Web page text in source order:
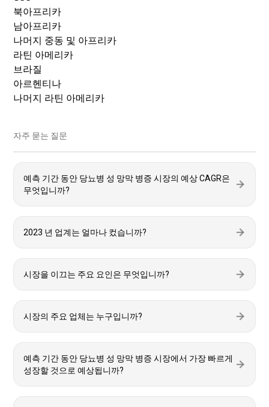
북아프리카
남아프리카
나머지 중동 및 아프리카
라틴 아메리카
브라질
아르헨티나
나머지 라틴 아메리카
자주 묻는 질문
예측 기간 동안 당뇨병 성 망막 병증 시장의 예상 CAGR은
무엇입니까?
2023 년 업계는 얼마나 컸습니까?
시장을 이끄는 주요 요인은 무엇입니까?
시장의 주요 업체는 누구입니까?
예측 기간 동안 당뇨병 성 망막 병증 시장에서 가장 빠르게
성장할 것으로 예상됩니까?